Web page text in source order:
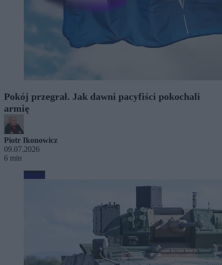
Pokój przegrał. Jak dawni pacyfiści pokochali
armię
Piotr Ikonowicz
09.07.2026
6 min
Biznes